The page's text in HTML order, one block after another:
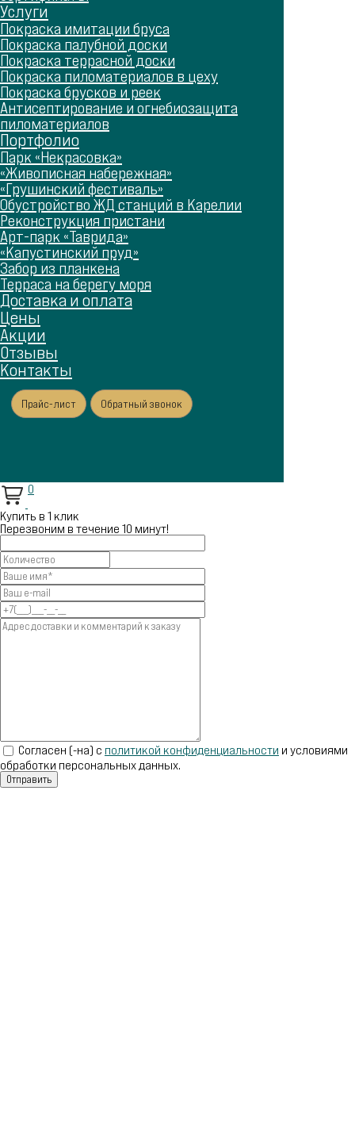
Услуги
Покраска имитации бруса
Покраска палубной доски
Покраска террасной доски
Покраска пиломатериалов в цеху
Покраска брусков и реек
Антисептирование и огнебиозащита
пиломатериалов
Портфолио
Парк «Некрасовка»
«Живописная набережная»
«Грушинский фестиваль»
Обустройство ЖД станций в Карелии
Реконструкция пристани
Арт-парк «Таврида»
«Капустинский пруд»
Забор из планкена
Терраса на берегу моря
Доставка и оплата
Цены
Акции
Отзывы
Контакты
Прайс-лист Обратный звонок
0
Купить в 1 клик
Перезвоним в течение 10 минут!
Согласен (-на) с политикой конфиденциальности и условиями
обработки персональных данных.